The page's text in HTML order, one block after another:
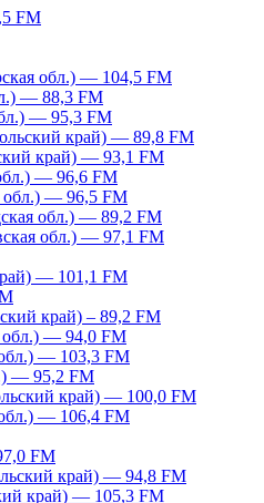
FM
обл.) — 104,5 FM
— 88,3 FM
— 95,3 FM
край) — 89,8 FM
край) — 93,1 FM
— 96,6 FM
обл.) — 96,5 FM
обл.) — 89,2 FM
обл.) — 97,1 FM
— 101,1 FM
край) – 89,2 FM
обл.) — 94,0 FM
— 103,3 FM
— 95,2 FM
край) — 100,0 FM
обл.) — 106,4 FM
FM
край) — 94,8 FM
край) — 105,3 FM